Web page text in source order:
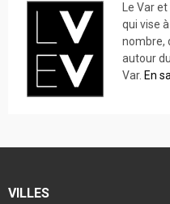
Le Var
qui vise
nombre,
autour
Var. En
VILLES